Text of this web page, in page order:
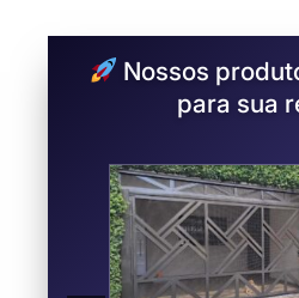
Nossos
para sua